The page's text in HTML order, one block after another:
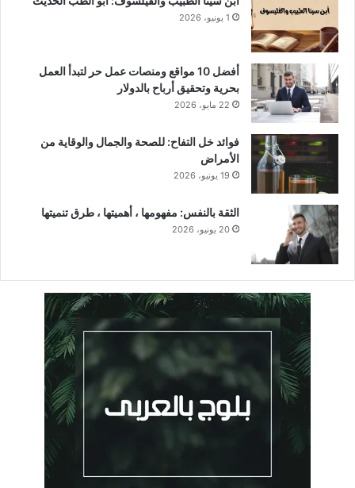
1 يونيو، 2026
أفضل 10 مواقع ومنصات عمل حر لتبدأ العمل
بحرية وتحقيق أرباح بالدولار
22 مايو، 2026
فوائد خل التفاح: للصحة والجمال والوقاية من
الأمراض
19 يونيو، 2026
الثقة بالنفس: مفهومها ، أهميتها ، طرق تنميتها
20 يونيو، 2026